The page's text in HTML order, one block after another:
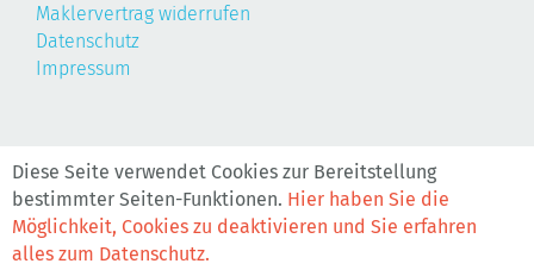
Diese Seite verwendet Cookies zur Bereitstellung
bestimmter Seiten-Funktionen. Hier haben Sie die
Möglichkeit, Cookies zu deaktivieren und Sie erfahren
alles zum Datenschutz.
Maklervertrag widerrufen
Datenschutz
Impressum
©2026, Realis